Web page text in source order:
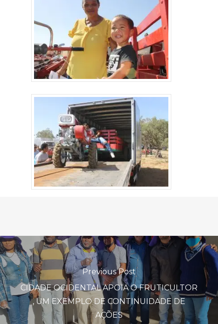
Previous Post
CIDADE OCIDENTAL APOIA O FRUTICULTOR
, UM EXEMPLO DE CONTINUIDADE DE
AÇÕES